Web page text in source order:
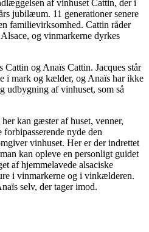
af vinhuset Cattin, der i
jubilæum. 11 generationer senere
familievirksomhed. Cattin råder
og vinmarkerne dyrkes
Cattin og Anaïs Cattin. Jacques står
i mark og kælder, og Anaïs har ikke
udbygning af vinhuset, som så
kan gæster af huset, venner,
forbipasserende nyde den
vinhuset. Her er der indrettet
kan opleve en personligt guidet
af hjemmelavede alsaciske
i vinmarkerne og i vinkælderen.
selv, der tager imod.